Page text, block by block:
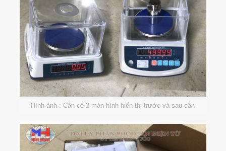
Hình ảnh : Cân có 2 màn hình hiển thị trước và sau cân